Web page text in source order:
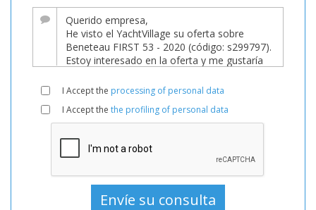
Barcos,
Barco
En
venta,
Utilizado,
Barco
En
venta,
I Accept the processing of personal data
I Accept the the profiling of personal data